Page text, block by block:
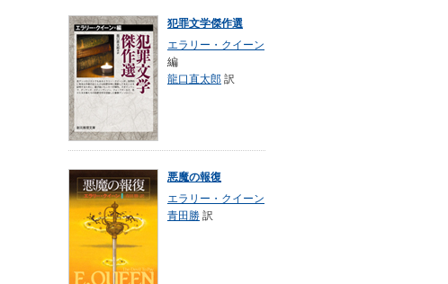
犯罪文学傑作選
エラリー・クイーン
編
龍口直太郎 訳
悪魔の報復
エラリー・クイーン
青田勝 訳